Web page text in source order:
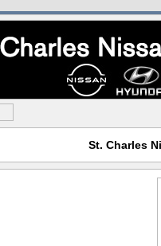
St. Charles